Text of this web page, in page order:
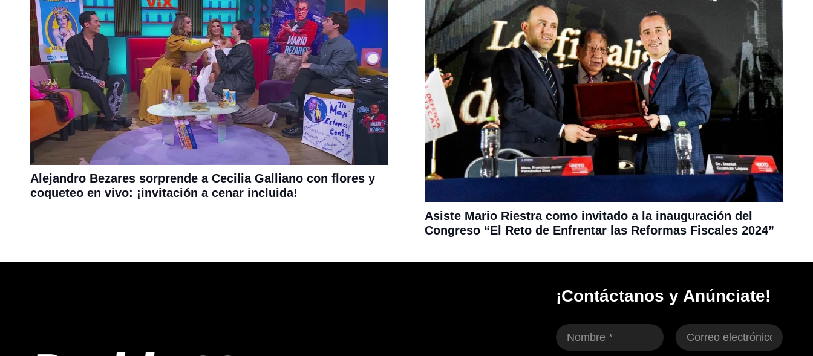
Alejandro Bezares sorprende a Cecilia Galliano con flores y
coqueteo en vivo: ¡invitación a cenar incluida!
Asiste Mario Riestra como invitado a la inauguración del
Congreso “El Reto de Enfrentar las Reformas Fiscales 2024”
¡Contáctanos y Anúnciate!